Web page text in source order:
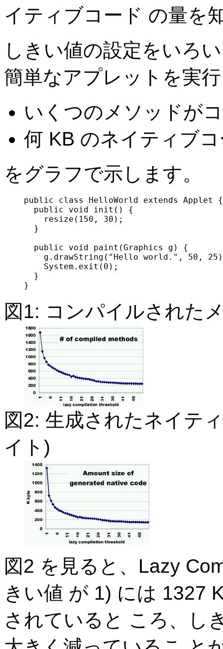
イティブコード の量を
しきい値の設定をいろ
簡単なアプレットを実
いくつのメソッドが
何 KB のネイティブ
をグラフで示します。
public class HelloWorld extends Applet {
  public void init() {
    resize(150, 30);
  }
  public void paint(Graphics g) {
g.drawString("Hello world.", 50,
    System.exit(0);
  }
図1: コンパイルされた
図2: 生成されたネイテ
イト)
図2 を見ると、Lazy
きい値 が 1) には 1327
されていると ころ、し